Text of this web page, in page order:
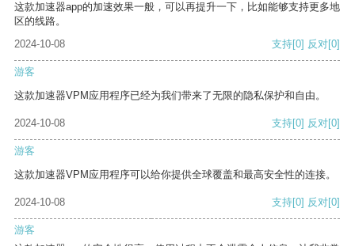
这款加速器app的加速效果一般，可以再提升一下，比如能够支持更多地
区的线路。
2024-10-08
支持[0] 反对[0]
游客
这款加速器VPM应用程序已经为我们带来了无限的隐私保护和自由。
2024-10-08 支持[0] 反对[0]
游客
这款加速器VPM应用程序可以给你提供全球覆盖和最高安全性的连接。
2024-10-08 支持[0] 反对[0]
游客